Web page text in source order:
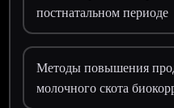
постнатальном периоде
Методы повышения
молочного скота